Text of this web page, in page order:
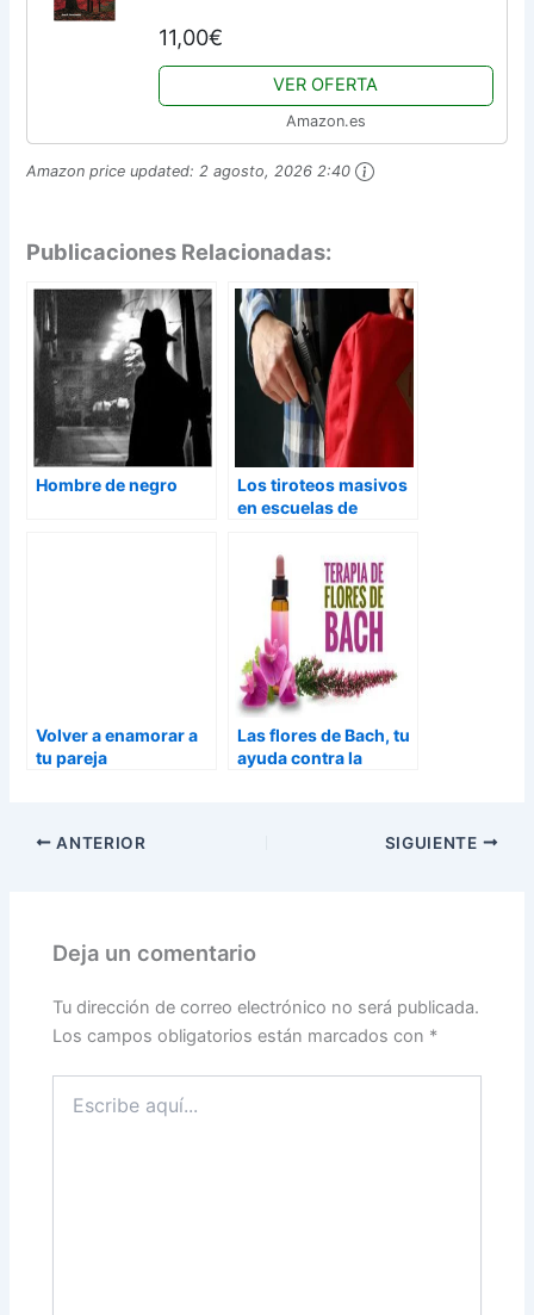
11,00€
VER OFERTA
Amazon.es
Amazon price updated: 2 agosto, 2026 2:40
Publicaciones Relacionadas:
Hombre de negro
Los tiroteos masivos
en escuelas de
Volver a enamorar a
tu pareja
Las flores de Bach, tu
ayuda contra la
ANTERIOR SIGUIENTE
Deja un comentario
Tu dirección de correo electrónico no será publicada.
Los campos obligatorios están marcados con *
aquí...